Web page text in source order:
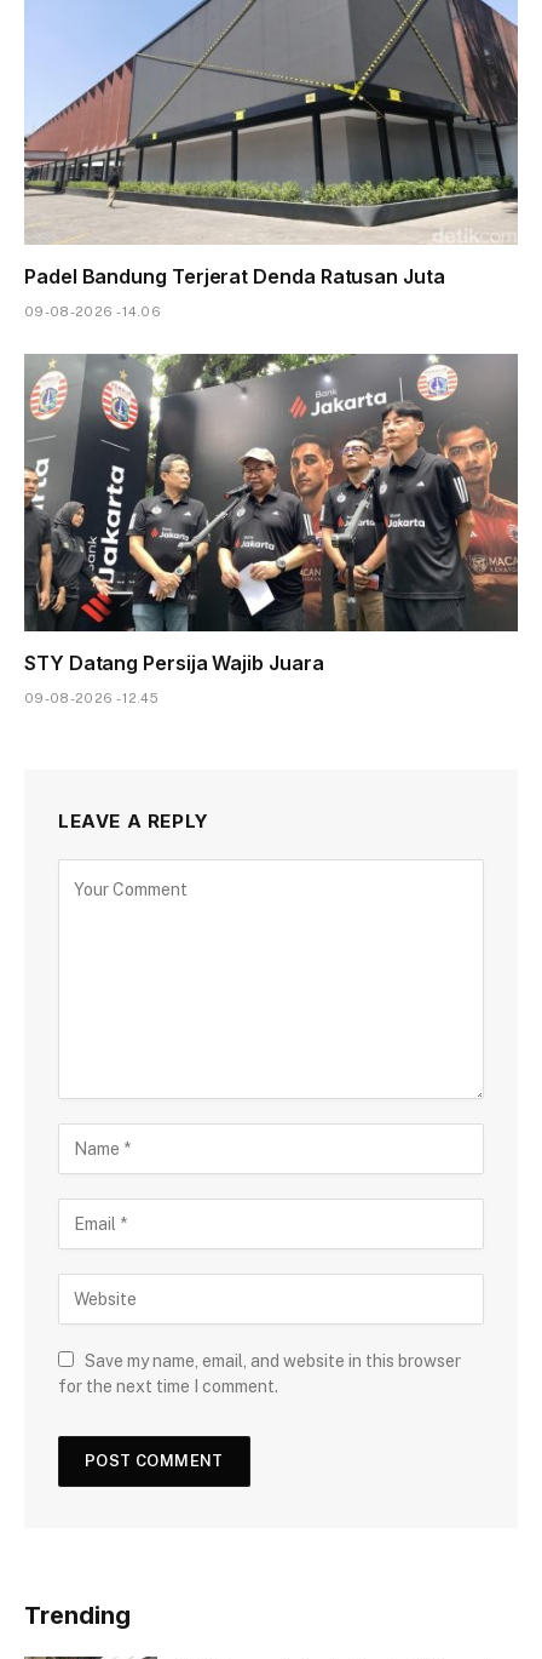
Padel Bandung Terjerat Denda Ratusan Juta
09-08-2026 - 14.06
STY Datang Persija Wajib Juara
09-08-2026 - 12.45
LEAVE A REPLY
Save my name, email, and website in this browser
for the next time I comment.
Trending